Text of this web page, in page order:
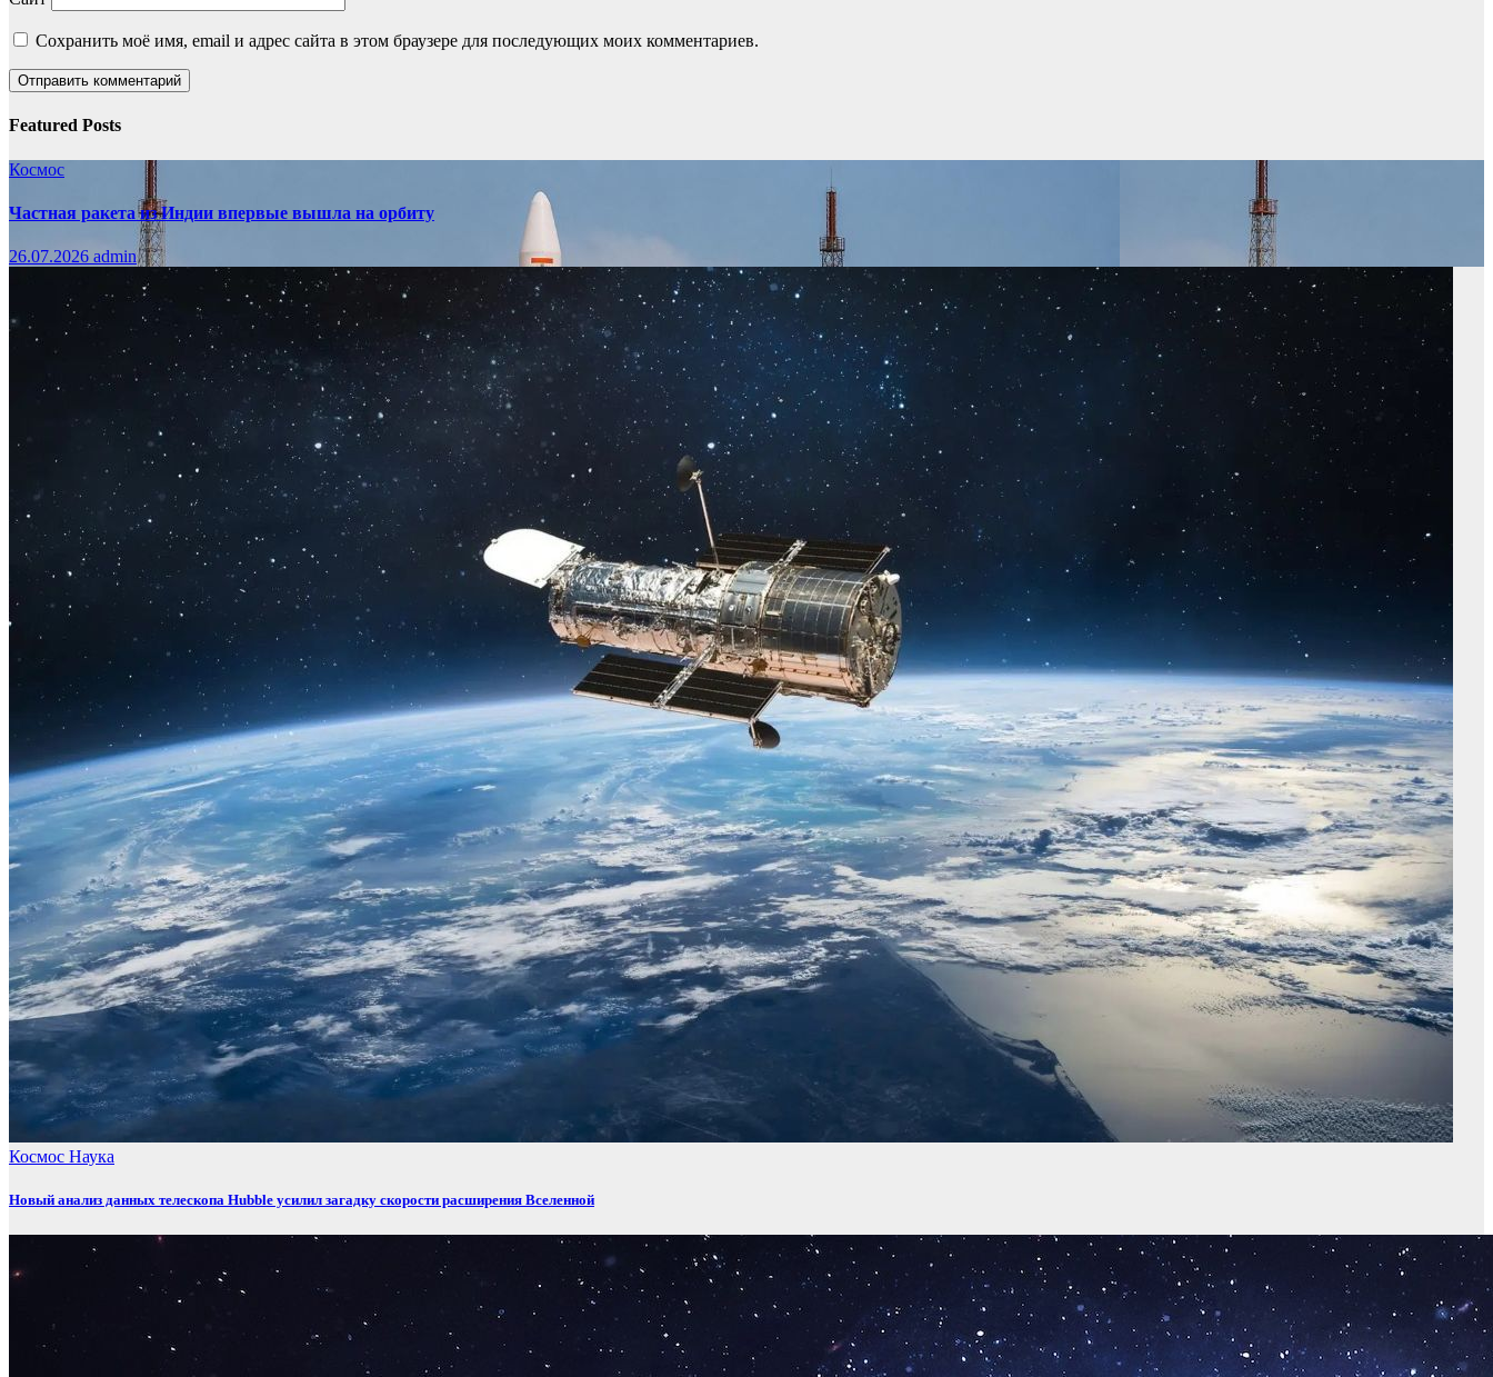
Сохранить моё имя, email и адрес сайта в этом браузере для последующих моих комментариев.
Featured Posts
Космос
Частная ракета из Индии впервые вышла на орбиту
26.07.2026 admin
Космос Наука
Новый анализ данных телескопа Hubble усилил загадку скорости расширения Вселенной